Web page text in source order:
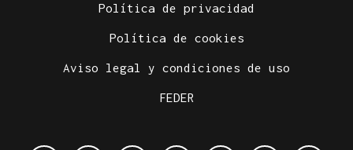
Política de privacidad
Política de cookies
Aviso legal y condiciones de uso
FEDER